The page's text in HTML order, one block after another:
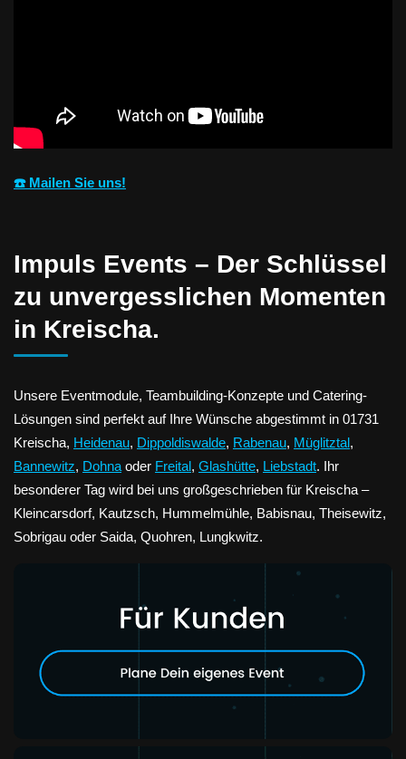
☎️ Mailen Sie uns!
Impuls Events – Der Schlüssel
zu unvergesslichen Momenten
in Kreischa.
Unsere Eventmodule, Teambuilding-Konzepte und Catering-
Lösungen sind perfekt auf Ihre Wünsche abgestimmt in 01731
Kreischa, Heidenau, Dippoldiswalde, Rabenau, Müglitztal,
Bannewitz, Dohna oder Freital, Glashütte, Liebstadt. Ihr
besonderer Tag wird bei uns großgeschrieben für Kreischa –
Kleincarsdorf, Kautzsch, Hummelmühle, Babisnau, Theisewitz,
Sobrigau oder Saida, Quohren, Lungkwitz.